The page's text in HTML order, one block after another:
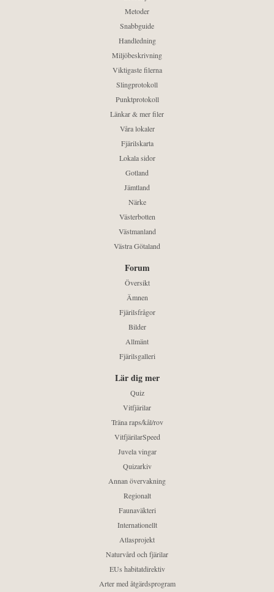
Metoder
Snabbguide
Handledning
Miljöbeskrivning
Viktigaste filerna
Slingprotokoll
Punktprotokoll
Länkar & mer filer
Våra lokaler
Fjärilskarta
Lokala sidor
Gotland
Jämtland
Närke
Västerbotten
Västmanland
Västra Götaland
Forum
Översikt
Ämnen
Fjärilsfrågor
Bilder
Allmänt
Fjärilsgalleri
Lär dig mer
Quiz
Vitfjärilar
Träna raps/kål/rov
VitfjärilarSpeed
Juvela vingar
Quizarkiv
Annan övervakning
Regionalt
Faunaväkteri
Internationellt
Atlasprojekt
Naturvård och fjärilar
EUs habitatdirektiv
Arter med åtgärdsprogram